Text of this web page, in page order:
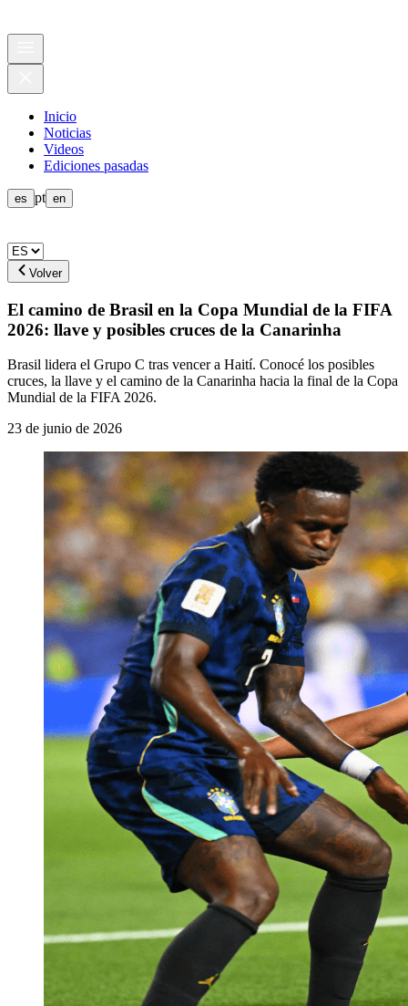
Inicio
Noticias
Videos
Ediciones pasadas
es pt en
Volver
El camino de Brasil en la Copa Mundial de la FIFA
2026: llave y posibles cruces de la Canarinha
Brasil lidera el Grupo C tras vencer a Haití. Conocé los posibles
cruces, la llave y el camino de la Canarinha hacia la final de la Copa
Mundial de la FIFA 2026.
23 de junio de 2026